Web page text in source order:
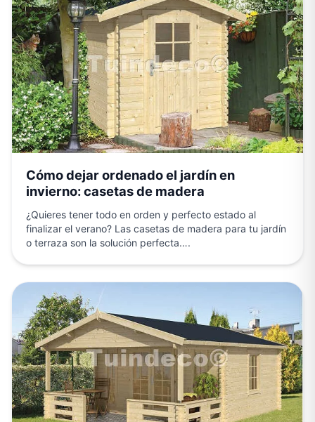
Cómo dejar ordenado el jardín en
invierno: casetas de madera
¿Quieres tener todo en orden y perfecto estado al
finalizar el verano? Las casetas de madera para tu jardín
o terraza son la solución perfecta….